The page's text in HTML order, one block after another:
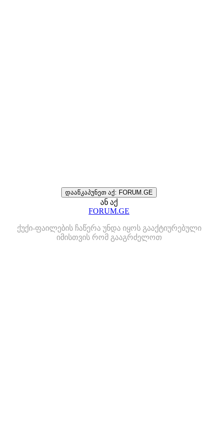
დააწკაპუნეთ აქ: FORUM.GE
ან აქ
FORUM.GE
ქუქი-ფაილების ჩაწერა უნდა იყოს გააქტიურებული
იმისთვის რომ გააგრძელოთ